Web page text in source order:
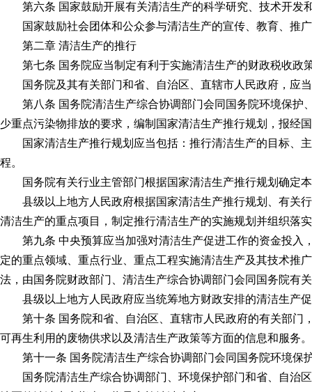
第六条 国家鼓励开展有关清洁生产的科学研究、技术开发
国家鼓励社会团体和公众参与清洁生产的宣传、教育、推
第二章 清洁生产的推行
第七条 国务院应当制定有利于实施清洁生产的财政税收政
国务院及其有关部门和省、自治区、直辖市人民政府，应
第八条 国务院清洁生产综合协调部门会同国务院环境保护
少重点污染物排放的要求，编制国家清洁生产推行规划，报经
国家清洁生产推行规划应当包括：推行清洁生产的目标、主
程。
国务院有关行业主管部门根据国家清洁生产推行规划确定
县级以上地方人民政府根据国家清洁生产推行规划、有关行
清洁生产的重点项目，制定推行清洁生产的实施规划并组织落
第九条 中央预算应当加强对清洁生产促进工作的资金投入
定的重点领域、重点行业、重点工程实施清洁生产及其技术推
法，由国务院财政部门、清洁生产综合协调部门会同国务院有
县级以上地方人民政府应当统筹地方财政安排的清洁生产
第十条 国务院和省、自治区、直辖市人民政府的有关部门
可再生利用的废物供求以及清洁生产政策等方面的信息和服务。
第十一条 国务院清洁生产综合协调部门会同国务院环境保
国务院清洁生产综合协调部门、环境保护部门和省、自治区